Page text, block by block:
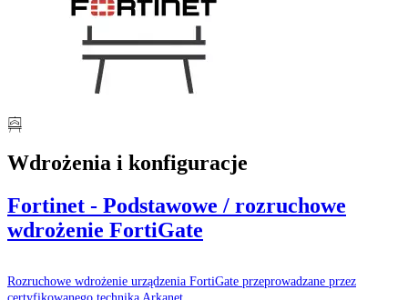
Wdrożenia i konfiguracje
Fortinet - Podstawowe / rozruchowe
wdrożenie FortiGate
Rozruchowe wdrożenie urządzenia FortiGate przeprowadzane przez
certyfikowanego technika Arkanet.